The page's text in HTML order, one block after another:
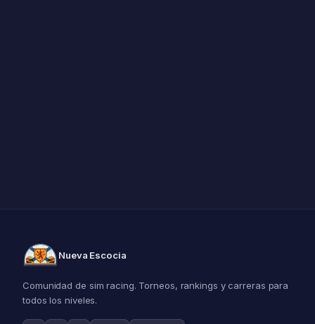
Nueva Escocia
Comunidad de sim racing. Torneos, rankings y carreras para
todos los niveles.